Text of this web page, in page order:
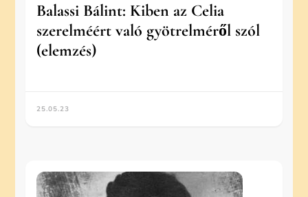
Balassi Bálint: Kiben az Celia
szerelméért való gyötrelméről szól
(elemzés)
25.05.23